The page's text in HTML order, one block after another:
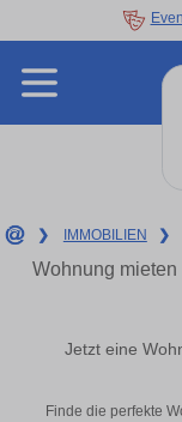
❯ IMMOBILIEN ❯
Wohnung
Jetzt eine
Finde die perfekte